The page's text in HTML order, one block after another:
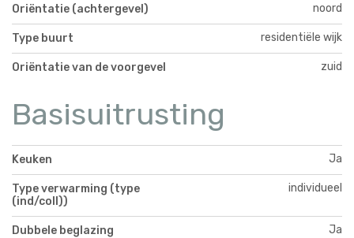
Oriëntatie (achtergevel) noord
Type buurt residentiële wijk
Oriëntatie van de voorgevel zuid
Basisuitrusting
Keuken Ja
Type verwarming (type
(ind/coll))
individueel
Dubbele beglazing Ja